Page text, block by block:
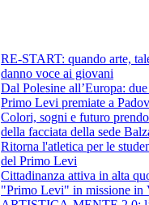
RE-START: quando arte,
danno voce ai giovani
Dal Polesine all’Europa: due
Primo Levi premiate a
Colori, sogni e futuro
della facciata della sede
Ritorna l'atletica per le
del Primo Levi
Cittadinanza attiva in alta
"Primo Levi" in missione in